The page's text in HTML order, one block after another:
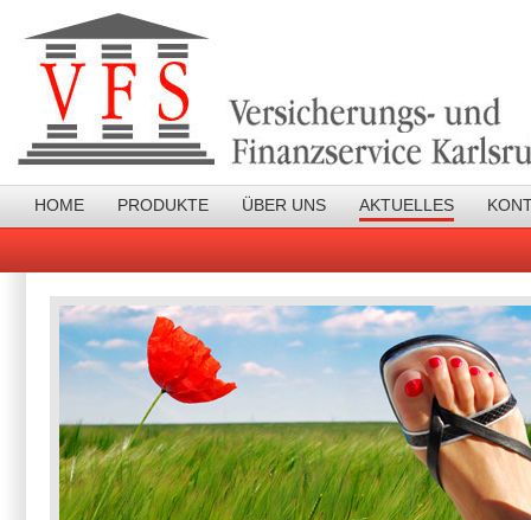
HOME PRODUKTE ÜBER UNS AKTUELLES